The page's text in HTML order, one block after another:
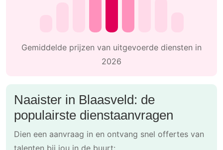
Gemiddelde prijzen van uitgevoerde diensten in
2026
Naaister in Blaasveld: de
populairste dienstaanvragen
Dien een aanvraag in en ontvang snel offertes van
talenten bij jou in de buurt: